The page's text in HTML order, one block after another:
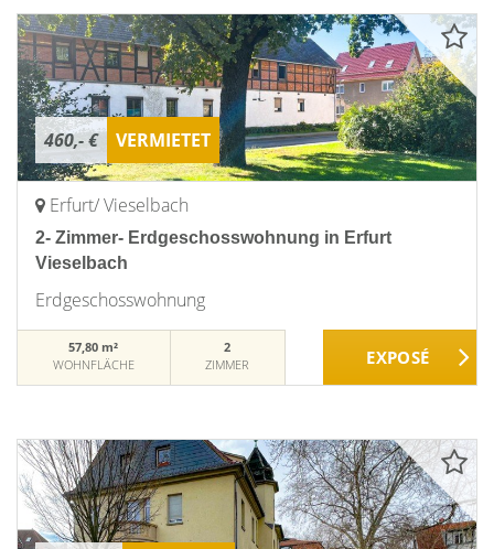
460,- € VERMIETET
Erfurt/ Vieselbach
2- Zimmer- Erdgeschosswohnung in Erfurt
Vieselbach
Erdgeschosswohnung
57,80 m²
WOHNFLÄCHE
2
ZIMMER